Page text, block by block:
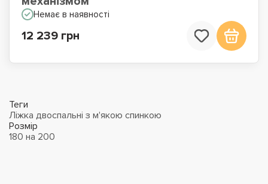
Немає в наявності
12 239 грн
Теги
Ліжка двоспальні з м'якою спинкою
Розмір
180 на 200